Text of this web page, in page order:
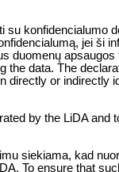
su konfidencialumo
jei ši
duomenų
the data. The
directly or indirectly
by the LiDA and
siekiama, kad
To ensure that